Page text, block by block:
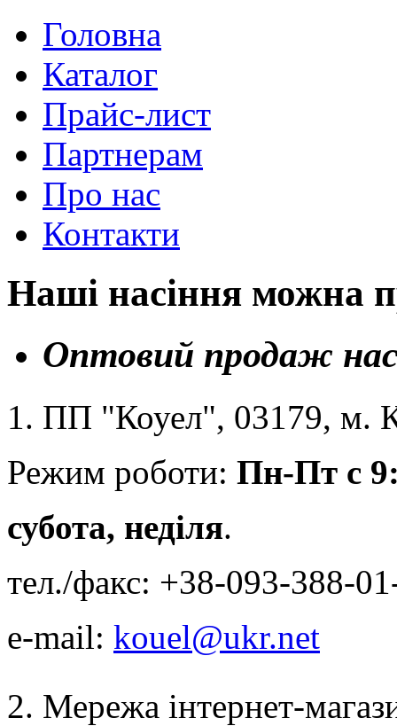
Головна
Каталог
Прайс-лист
Партнерам
Про нас
Контакти
Нашi насіння можна
Оптовий продаж
1. ПП "Коуел", 03179, м.
Режим роботи: Пн-Пт с
субота, неділя.
тел./факс: +38-093-388-
e-mail: kouel@ukr.net
2. Мережа інтернет-